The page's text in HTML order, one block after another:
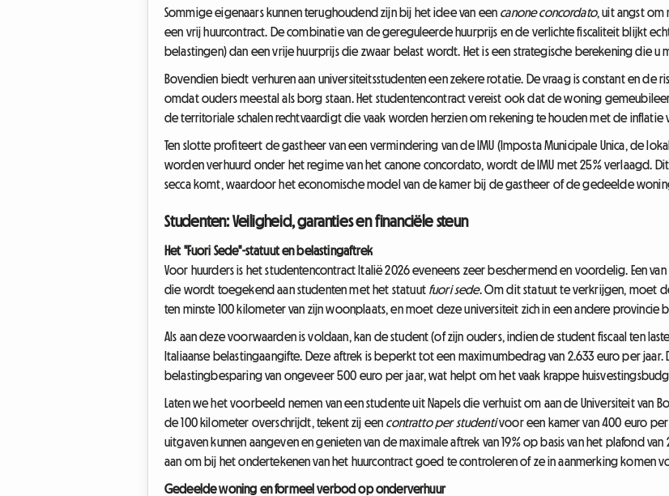
Sommige eigenaars kunnen terughoudend zijn bij het idee van een canone concordato, uit angst
een vrij huurcontract. De combinatie van de gereguleerde huurprijs en de verlichte fiscaliteit blijkt
belastingen) dan een vrije huurprijs die zwaar belast wordt. Het is een strategische berekening die u
Bovendien biedt verhuren aan universiteitsstudenten een zekere rotatie. De vraag is constant en de
omdat ouders meestal als borg staan. Het studentencontract vereist ook dat de woning
de territoriale schalen rechtvaardigt die vaak worden herzien om rekening te houden met de inflatie
Ten slotte profiteert de gastheer van een vermindering van de IMU (Imposta Municipale Unica, de
worden verhuurd onder het regime van het canone concordato, wordt de IMU met 25% verlaagd.
secca komt, waardoor het economische model van de kamer bij de gastheer of de gedeelde
Studenten: Veiligheid, garanties en financiële steun
Het "Fuori Sede"-statuut en belastingaftrek
Voor huurders is het studentencontract Italië 2026 eveneens zeer beschermend en voordelig. Een
die wordt toegekend aan studenten met het statuut fuori sede. Om dit statuut te verkrijgen, moet
ten minste 100 kilometer van zijn woonplaats, en moet deze universiteit zich in een andere provincie
Als aan deze voorwaarden is voldaan, kan de student (of zijn ouders, indien de student fiscaal ten
Italiaanse belastingaangifte. Deze aftrek is beperkt tot een maximumbedrag van 2.633 euro per
belastingbesparing van ongeveer 500 euro per jaar, wat helpt om het vaak krappe
Laten we het voorbeeld nemen van een studente uit Napels die verhuist om aan de Universiteit van
de 100 kilometer overschrijdt, tekent zij een contratto per studentivoor een kamer van 400 euro
uitgaven kunnen aangeven en genieten van de maximale aftrek van 19% op basis van het plafond
aan om bij het ondertekenen van het huurcontract goed te controleren of ze in aanmerking komen
Gedeelde woning en formeel verbod op onderverhuur